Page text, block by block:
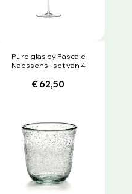
Pure glas by Pascale
Naessens - set van 4
€ 62,50